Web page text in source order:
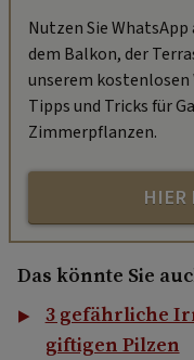
Nutzen Sie
dem Balkon, der
unserem
Tipps und Tricks für
Zimmerpflanzen.
HIER
Das könnte Sie
3 gefährliche
giftigen Pilzen